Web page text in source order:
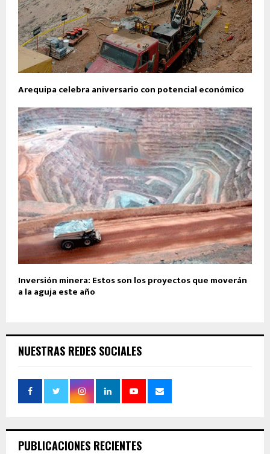
Arequipa celebra aniversario con potencial económico
Inversión minera: Estos son los proyectos que moverán
a la aguja este año
NUESTRAS REDES SOCIALES
PUBLICACIONES RECIENTES